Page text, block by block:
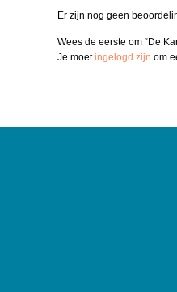
Er zijn nog geen
Wees de eerste om “De
Je moetingelogd zijn om